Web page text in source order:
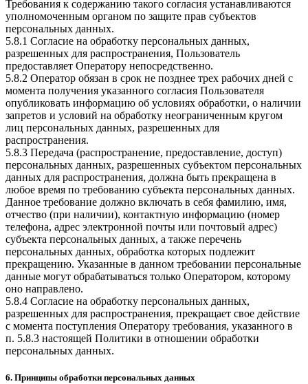
Требования к содержанию такого согласия устанавливаются
уполномоченным органом по защите прав субъектов
персональных данных.
5.8.1 Согласие на обработку персональных данных,
разрешенных для распространения, Пользователь
предоставляет Оператору непосредственно.
5.8.2 Оператор обязан в срок не позднее трех рабочих дней с
момента получения указанного согласия Пользователя
опубликовать информацию об условиях обработки, о наличии
запретов и условий на обработку неограниченным кругом
лиц персональных данных, разрешенных для
распространения.
5.8.3 Передача (распространение, предоставление, доступ)
персональных данных, разрешенных субъектом персональных
данных для распространения, должна быть прекращена в
любое время по требованию субъекта персональных данных.
Данное требование должно включать в себя фамилию, имя,
отчество (при наличии), контактную информацию (номер
телефона, адрес электронной почты или почтовый адрес)
субъекта персональных данных, а также перечень
персональных данных, обработка которых подлежит
прекращению. Указанные в данном требовании персональные
данные могут обрабатываться только Оператором, которому
оно направлено.
5.8.4 Согласие на обработку персональных данных,
разрешенных для распространения, прекращает свое действие
с момента поступления Оператору требования, указанного в
п. 5.8.3 настоящей Политики в отношении обработки
персональных данных.
6. Принципы обработки персональных данных